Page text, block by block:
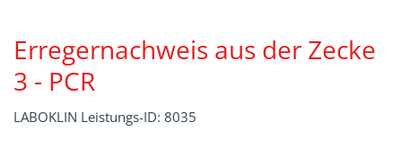
Erregernachweis aus der Zecke
3 - PCR
LABOKLIN Leistungs-ID: 8035